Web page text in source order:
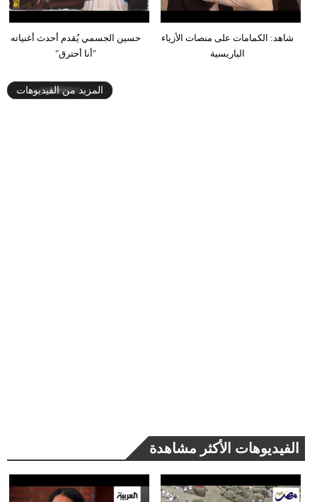
حسين الجسمي يُقدم أحدث أغنياته
"أنا أحترق"
شاهد: الكمامات على منصات الأزياء
الباريسية
المزيد من الفيديوهات
الفيديوهات الأكثر مشاهدة